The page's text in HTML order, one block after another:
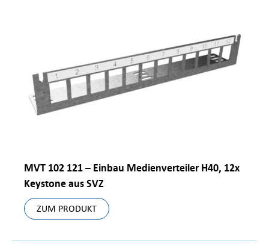
MVT 102 121 – Einbau Medienverteiler H40, 12x
Keystone aus SVZ
ZUM PRODUKT